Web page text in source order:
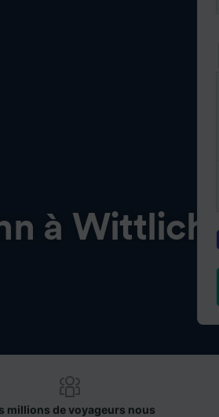
à Wittlich
millions de voyageurs nous